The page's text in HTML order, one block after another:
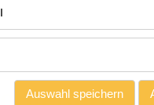
Auswahl speichern